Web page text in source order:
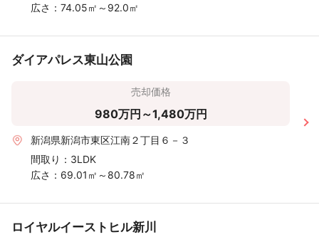
広さ： 74.05㎡～92.0㎡
ダイアパレス東山公園
売却価格
980万円～1,480万円
新潟県新潟市東区江南２丁目６－３
間取り： 3LDK
広さ： 69.01㎡～80.78㎡
ロイヤルイーストヒル新川